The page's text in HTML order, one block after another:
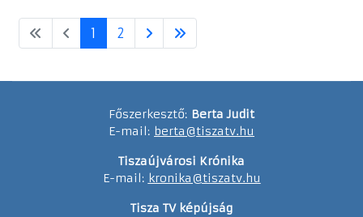
1 2
Főszerkesztő: Berta Judit
E-mail: berta@tiszatv.hu
Tiszaújvárosi Krónika
E-mail: kronika@tiszatv.hu
Tisza TV képújság